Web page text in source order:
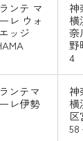
ンテ マ
レ ウォ
ッジ
神
横
奈
野
4
ンテマ
レ伊勢
神
横
区
58